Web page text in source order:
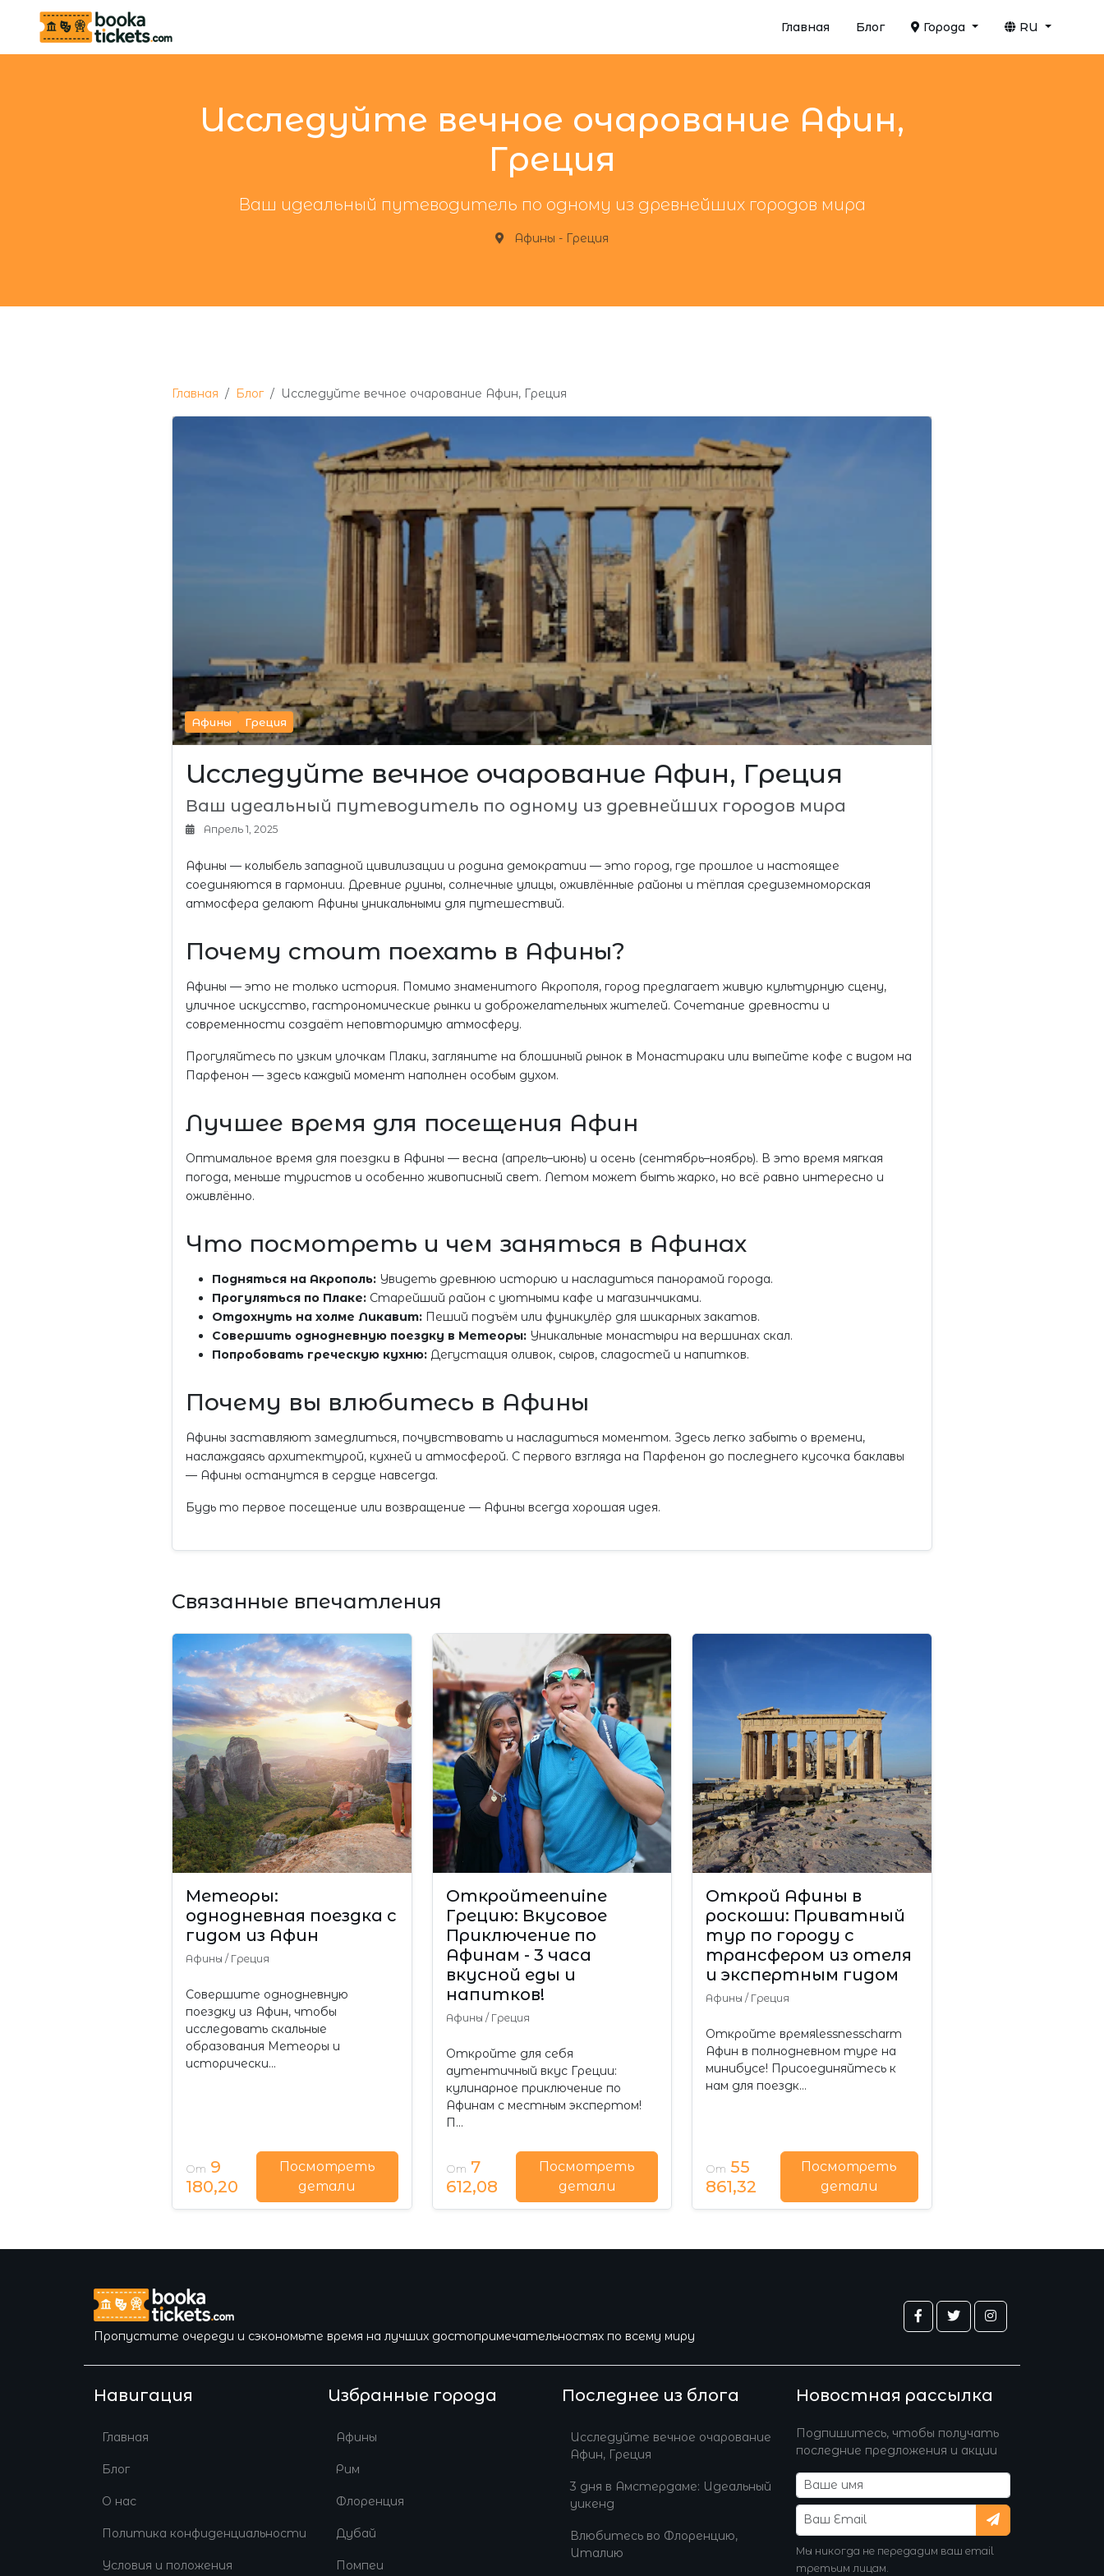
Главная Блог Города RU
Исследуйте вечное очарование Афин,
Греция
Ваш идеальный путеводитель по одному из древнейших городов мира
Афины - Греция
Главная Блог Исследуйте вечное очарование Афин, Греция
Афины Греция
Исследуйте вечное очарование Афин, Греция
Ваш идеальный путеводитель по одному из древнейших городов мира
Апрель 1, 2025
Афины — колыбель западной цивилизации и родина демократии — это город, где прошлое и настоящее
соединяются в гармонии. Древние руины, солнечные улицы, оживлённые районы и тёплая средиземноморская
атмосфера делают Афины уникальными для путешествий.
Почему стоит поехать в Афины?
Афины — это не только история. Помимо знаменитого Акрополя, город предлагает живую культурную сцену,
уличное искусство, гастрономические рынки и доброжелательных жителей. Сочетание древности и
современности создаёт неповторимую атмосферу.
Прогуляйтесь по узким улочкам Плаки, загляните на блошиный рынок в Монастираки или выпейте кофе с видом на
Парфенон — здесь каждый момент наполнен особым духом.
Лучшее время для посещения Афин
Оптимальное время для поездки в Афины — весна (апрель–июнь) и осень (сентябрь–ноябрь). В это время мягкая
погода, меньше туристов и особенно живописный свет. Летом может быть жарко, но всё равно интересно и
оживлённо.
Что посмотреть и чем заняться в Афинах
Подняться на Акрополь: Увидеть древнюю историю и насладиться панорамой города.
Прогуляться по Плаке: Старейший район с уютными кафе и магазинчиками.
Отдохнуть на холме Ликавит: Пеший подъём или фуникулёр для шикарных закатов.
Совершить однодневную поездку в Метеоры: Уникальные монастыри на вершинах скал.
Попробовать греческую кухню: Дегустация оливок, сыров, сладостей и напитков.
Почему вы влюбитесь в Афины
Афины заставляют замедлиться, почувствовать и насладиться моментом. Здесь легко забыть о времени,
наслаждаясь архитектурой, кухней и атмосферой. С первого взгляда на Парфенон до последнего кусочка баклавы
— Афины останутся в сердце навсегда.
Будь то первое посещение или возвращение — Афины всегда хорошая идея.
Связанные впечатления
Метеоры:
однодневная поездка с
гидом из Афин
Афины / Греция
Совершите однодневную
поездку из Афин, чтобы
исследовать скальные
образования Метеоры и
исторически…
От 9
180,20
Посмотреть
детали
Откройтеenuine
Грецию: Вкусовое
Приключение по
Афинам - 3 часа
вкусной еды и
напитков!
Афины / Греция
Откройте для себя
аутентичный вкус Греции:
кулинарное приключение по
Афинам с местным экспертом!
П…
От 7
612,08
Посмотреть
детали
Открой Афины в
роскоши: Приватный
тур по городу с
трансфером из отеля
и экспертным гидом
Афины/ Греция
Откройте времяlessnesscharm
Афин в полнодневном туре на
минибусе! Присоединяйтесь к
нам для поездк…
От 55
861,32
Посмотреть
детали
Пропустите очереди и сэкономьте время на лучших достопримечательностях по всему миру
Навигация
Главная
Блог
О нас
Политика конфиденциальности
Условия и положения
Избранные города
Афины
Рим
Флоренция
Дубай
Помпеи
Последнее из блога
Исследуйте вечное очарование
Афин, Греция
3 дня в Амстердаме: Идеальный
уикенд
Влюбитесь во Флоренцию,
Италию
Новостная рассылка
Подпишитесь, чтобы получать
последние предложения и акции
Мы никогда не передадим ваш email
третьим лицам.